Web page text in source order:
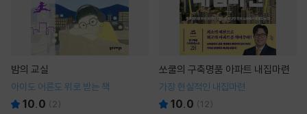
밤의 교실
아이도 어른도 위로 받는 책
10.0 ( 2)
쏘쿨의 구축명품 아파트 내집마련
가장 현실적인 내집마련
10.0 (12)